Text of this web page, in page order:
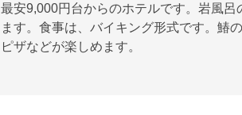
最安9,000円台からのホテルです。岩風呂
ます。食事は、バイキング形式です。鰆
ピザなどが楽しめます。